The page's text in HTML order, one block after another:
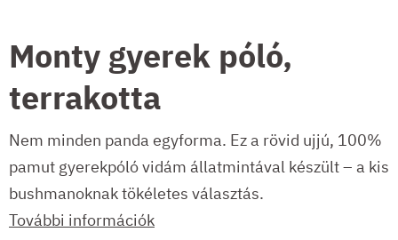
Monty gyerek póló,
terrakotta
Nem minden panda egyforma. Ez a rövid ujjú, 100%
pamut gyerekpóló vidám állatmintával készült – a kis
bushmanoknak tökéletes választás.
További információk